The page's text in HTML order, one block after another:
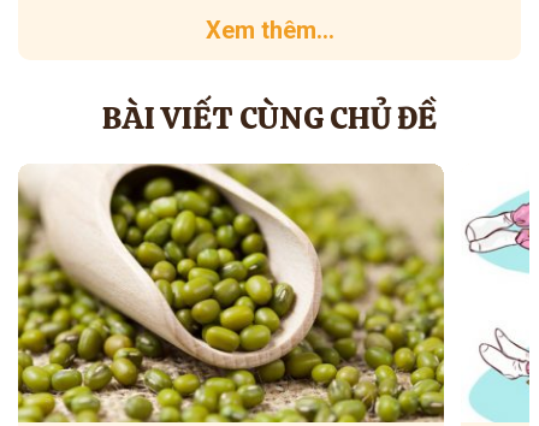
Xem thêm...
BÀI VIẾT CÙNG CHỦ ĐỀ